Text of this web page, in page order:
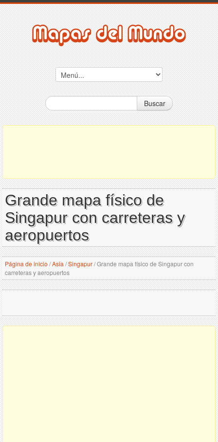
Buscar
Grande mapa físico de
Singapur con carreteras y
aeropuertos
Página de inicio /Asia /Singapur/Grande mapa físico de Singapur con
carreteras y aeropuertos